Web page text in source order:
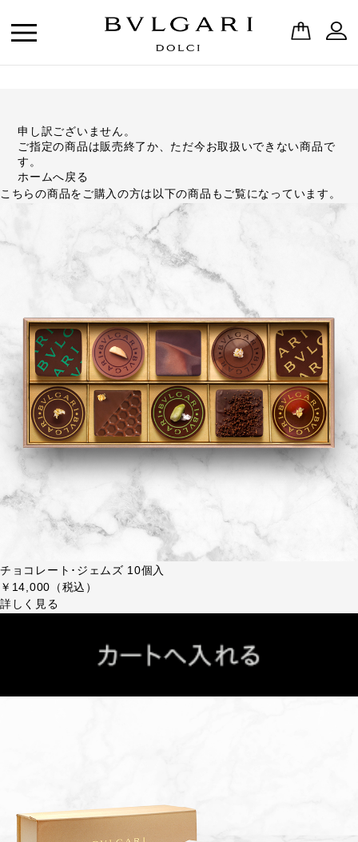
申し訳ございません。
ご指定の商品は販売終了か、ただ今お取扱いできない商品で
す。
ホームへ戻る
こちらの商品をご購入の方は以下の商品もご覧になっています。
チョコレート･ジェムズ 10個入
￥14,000（税込）
詳しく見る